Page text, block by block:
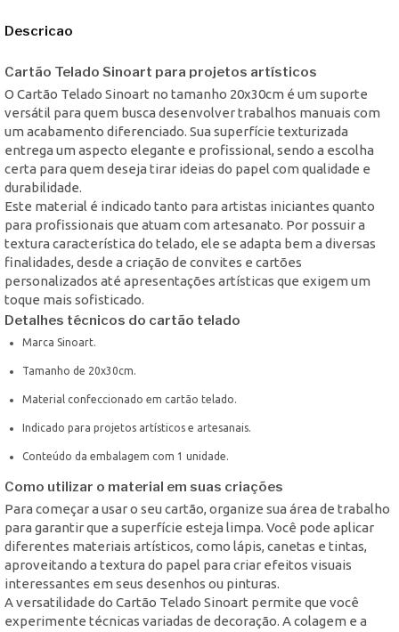
Descricao
Cartão Telado Sinoart para projetos artísticos
O Cartão Telado Sinoart no tamanho 20x30cm é um suporte
versátil para quem busca desenvolver trabalhos manuais com
um acabamento diferenciado. Sua superfície texturizada
entrega um aspecto elegante e profissional, sendo a escolha
certa para quem deseja tirar ideias do papel com qualidade e
durabilidade.
Este material é indicado tanto para artistas iniciantes quanto
para profissionais que atuam com artesanato. Por possuir a
textura característica do telado, ele se adapta bem a diversas
finalidades, desde a criação de convites e cartões
personalizados até apresentações artísticas que exigem um
toque mais sofisticado.
Detalhes técnicos do cartão telado
Marca Sinoart.
Tamanho de 20x30cm.
Material confeccionado em cartão telado.
Indicado para projetos artísticos e artesanais.
Conteúdo da embalagem com 1 unidade.
Como utilizar o material em suas criações
Para começar a usar o seu cartão, organize sua área de trabalho
para garantir que a superfície esteja limpa. Você pode aplicar
diferentes materiais artísticos, como lápis, canetas e tintas,
aproveitando a textura do papel para criar efeitos visuais
interessantes em seus desenhos ou pinturas.
A versatilidade do Cartão Telado Sinoart permite que você
experimente técnicas variadas de decoração. A colagem e a